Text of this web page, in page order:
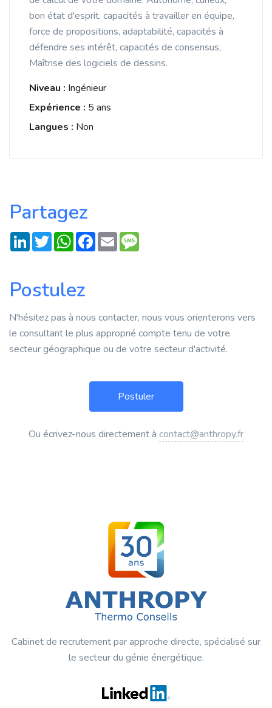
bon état d'esprit, capacités à travailler en équipe,
force de propositions, adaptabilité, capacités à
défendre ses intérêt, capacités de consensus,
Maîtrise des logiciels de dessins.
Niveau : Ingénieur
Expérience : 5 ans
Langues : Non
Partagez
LinkedInTwitterWhatsApp
Facebook
Email
Postulez
N'hésitez pas à nous contacter, nous vous orienterons vers
le consultant le plus approprié compte tenu de votre
secteur géographique ou de votre secteur d'activité.
Ou écrivez-nous directement à contact@anthropy.fr
Cabinet de recrutement par approche directe, spécialisé sur
le secteur du génie énergétique.